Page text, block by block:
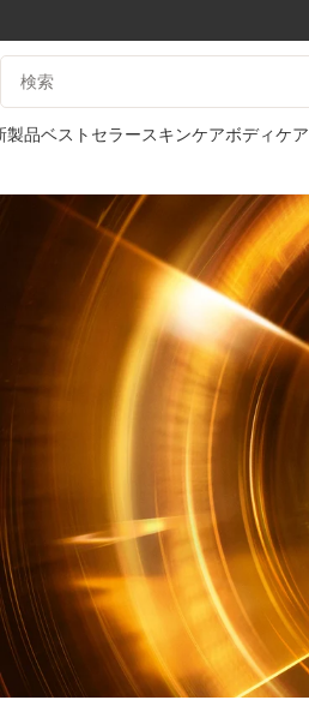
コンテンツへ移動
検索候補
製品ベストセラースキンケアボディケア